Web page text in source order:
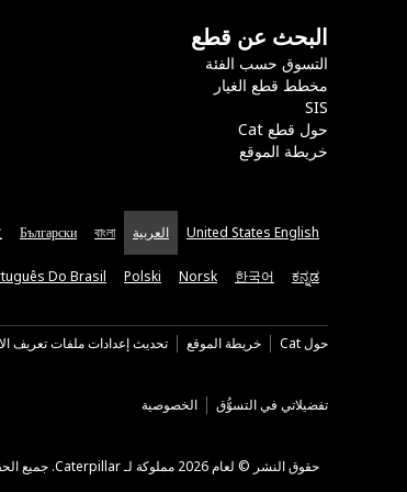
البحث عن قطع
التسوق حسب الفئة
مخطط قطع الغيار
SIS
حول قطع Cat
خريطة الموقع
United States English العربية বাংলা
Български
ಕನ್ನಡ
한국어
Norsk
Polski
Do Brasil
حول Cat خريطة الموقع تحديث إعدادات ملفات تعريف
تفضيلاتي في التسوُّق الخصوصية
حقوق النشر © لعام 2026 مملوكة لـ Caterpillar. جميع الحقوق محفوظة